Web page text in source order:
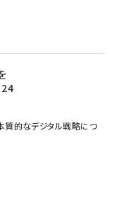
24
質的なデジタル戦略につ